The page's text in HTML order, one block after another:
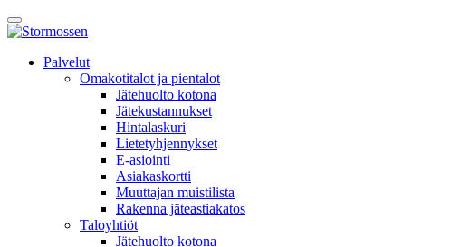
Skip
toAvaa
päävalikko
asiointiPalvelut
Omakotitalot ja pientalot
Jätehuolto kotona
Jätekustannukset
Hintalaskuri
Lietetyhjennykset
E-asiointi
Asiakaskortti
Muuttajan muistilista
Rakenna jäteastiakatos
Taloyhtiöt
Jätehuolto kotona